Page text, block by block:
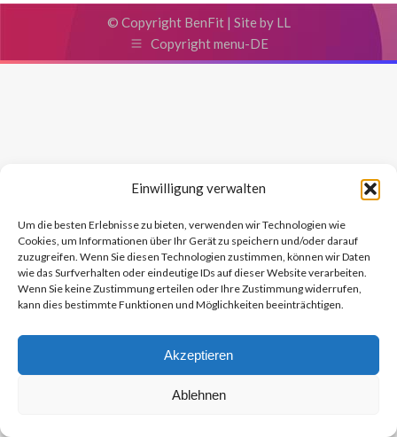
Einwilligung verwalten
Um die besten Erlebnisse zu bieten, verwenden wir Technologien wie
Cookies, um Informationen über Ihr Gerät zu speichern und/oder darauf
zuzugreifen. Wenn Sie diesen Technologien zustimmen, können wir Daten
wie das Surfverhalten oder eindeutige IDs auf dieser Website verarbeiten.
Wenn Sie keine Zustimmung erteilen oder Ihre Zustimmung widerrufen,
kann dies bestimmte Funktionen und Möglichkeiten beeinträchtigen.
Akzeptieren
Ablehnen
© Copyright BenFit | Site by LL
Copyright menu-DE